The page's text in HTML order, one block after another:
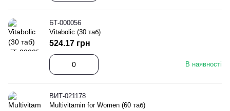
БТ-000056
Vitabolic (30 таб)
В наявності
524.17 грн
ВИТ-021178
Multivitamin for Women (60 таб)